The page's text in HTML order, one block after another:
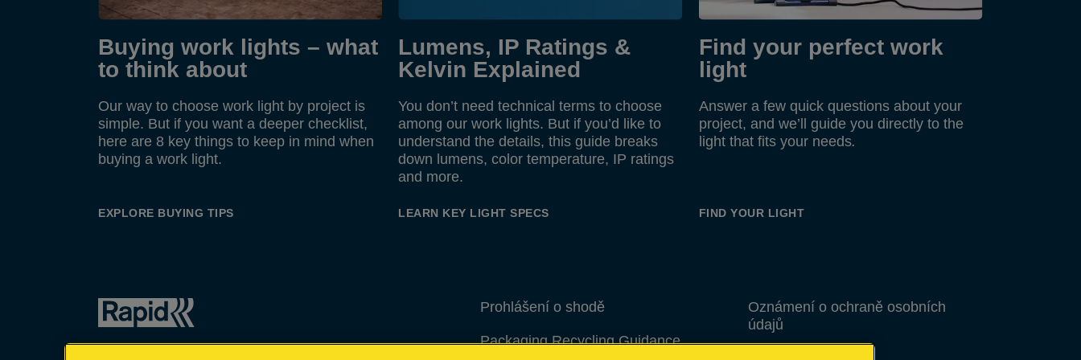
Buying work lights – what
to think about
Our way to choose work light by project is
simple. But if you want a deeper checklist,
here are 8 key things to keep in mind when
buying a work light.
EXPLORE BUYING TIPS
Lumens, IP Ratings &
Kelvin Explained
You don’t need technical terms to choose
among our work lights. But if you’d like to
understand the details, this guide breaks
down lumens, color temperature, IP ratings
and more.
LEARN KEY LIGHT SPECS
Find your perfect work
light
Answer a few quick questions about your
project, and we’ll guide you directly to the
light that fits your needs.
FIND YOUR LIGHT
Prohlášení o shodě
Packaging Recycling Guidance
Oznámení o ochraně osobních
údajů